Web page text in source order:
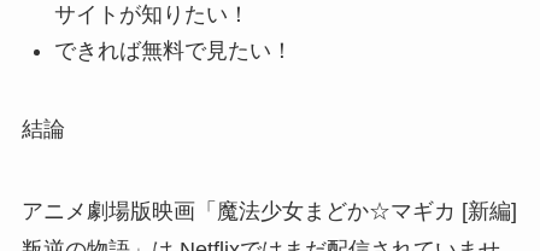
サイトが知りたい！
できれば無料で見たい！
結論
アニメ劇場版映画「魔法少女まどか☆マギカ [新編]